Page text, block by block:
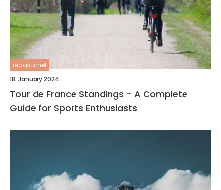
redaktionel
18. January 2024
Tour de France Standings - A Complete
Guide for Sports Enthusiasts